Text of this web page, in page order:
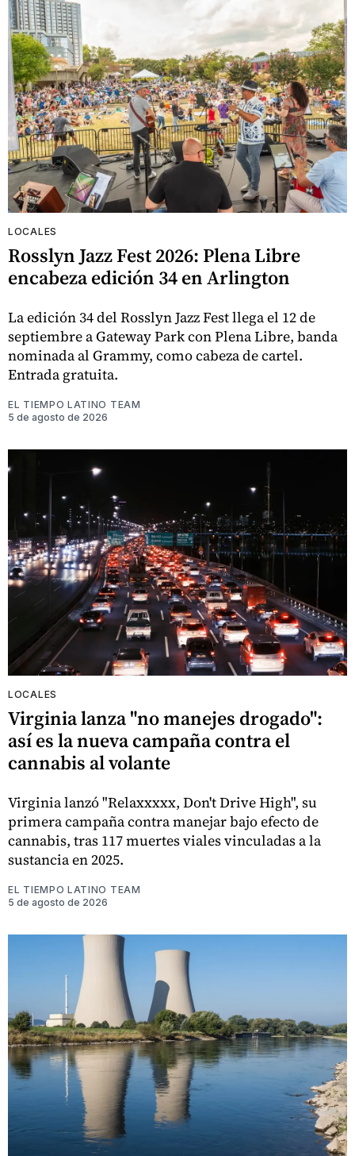
LOCALES
Rosslyn Jazz Fest 2026: Plena Libre
encabeza edición 34 en Arlington
La edición 34 del Rosslyn Jazz Fest llega el 12 de
septiembre a Gateway Park con Plena Libre, banda
nominada al Grammy, como cabeza de cartel.
Entrada gratuita.
EL TIEMPO LATINO TEAM
5 de agosto de 2026
LOCALES
Virginia lanza "no manejes drogado":
así es la nueva campaña contra el
cannabis al volante
Virginia lanzó "Relaxxxxx, Don't Drive High", su
primera campaña contra manejar bajo efecto de
cannabis, tras 117 muertes viales vinculadas a la
sustancia en 2025.
EL TIEMPO LATINO TEAM
5 de agosto de 2026